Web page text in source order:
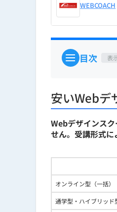
使用ツール
グラ
ワイ
HP
使用マー
Studio /
保有資格
WEBCOACH
目次 表
安いWebデ
Webデザインス
せん。受講形式に
オンライン型（一括）
通学型・ハイブリッド